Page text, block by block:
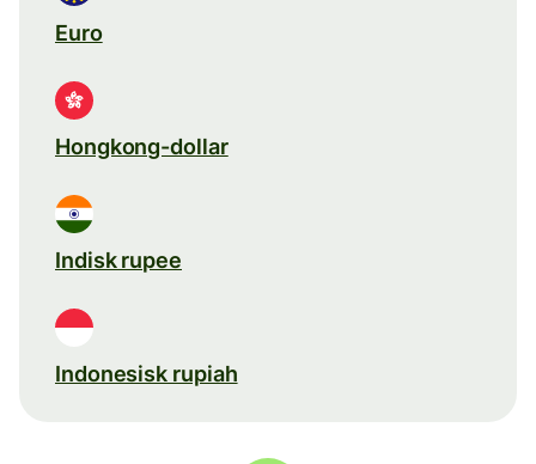
Euro
Hongkong-dollar
Indisk rupee
Indonesisk rupiah